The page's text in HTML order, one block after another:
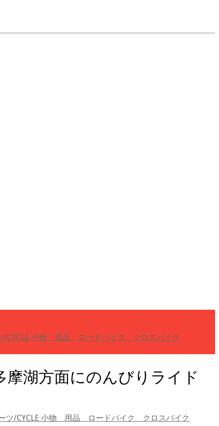
/CYCLE 小物 用品 ロードバイク クロスバイク
摩湖方面にのんびりライド
ツ/CYCLE 小物 用品 ロードバイク クロスバイク